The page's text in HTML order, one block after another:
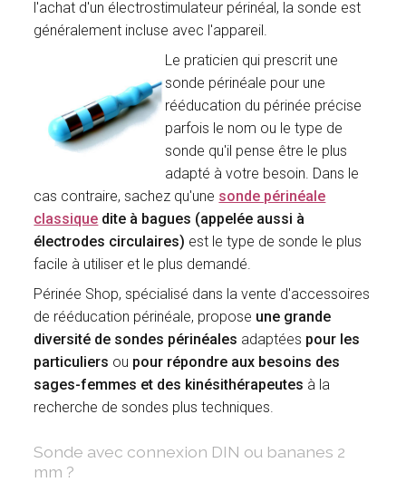
l'achat d'un électrostimulateur périnéal, la sonde est
généralement incluse avec l'appareil.
Le praticien qui prescrit une
sonde périnéale pour une
rééducation du périnée précise
parfois le nom ou le type de
sonde qu'il pense être le plus
adapté à votre besoin. Dans le
cas contraire, sachez qu'une sonde périnéale
classique dite à bagues (appelée aussi à
électrodes circulaires) est le type de sonde le plus
facile à utiliser et le plus demandé.
Périnée Shop, spécialisé dans la vente d'accessoires
de rééducation périnéale, propose une grande
diversité de sondes périnéales adaptées pour les
particuliers ou pour répondre aux besoins des
sages-femmes et des kinésithérapeutes à la
recherche de sondes plus techniques.
Sonde avec connexion DIN ou bananes 2
mm ?